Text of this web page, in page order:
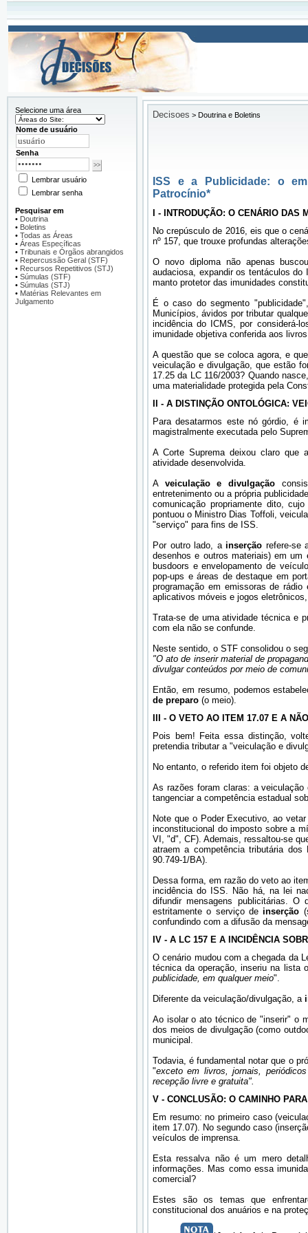
Selecione uma área
Nome de usuário
Senha
Lembrar usuário
Lembrar senha
Pesquisar em
• Doutrina
• Boletins
• Todas as Áreas
• Áreas Específicas
• Tribunais e Órgãos abrangidos
• Repercussão Geral (STF)
• Recursos Repetitivos (STJ)
• Súmulas (STF)
• Súmulas (STJ)
• Matérias Relevantes em
Julgamento
Decisoes > Doutrina e Boletins
ISS e a Publicidade: o
Patrocínio*
I - INTRODUÇÃO: O CENÁRIO DAS
No crepúsculo de 2016, eis que o
nº 157, que trouxe profundas
O novo diploma não apenas
audaciosa, expandir os tentáculos
manto protetor das imunidades
É o caso do segmento
Municípios, ávidos por tributar
incidência do ICMS, por considerá-
imunidade objetiva conferida aos
A questão que se coloca agora, e
veiculação e divulgação, que estão
17.25 da LC 116/2003? Quando
uma materialidade protegida pela
II - A DISTINÇÃO ONTOLÓGICA:
Para desatarmos este nó górdio, é
magistralmente executada pelo
A Corte Suprema deixou claro que
atividade desenvolvida.
A veiculação e divulgação
entretenimento ou a própria
comunicação propriamente dito,
pontuou o Ministro Dias Toffoli,
"serviço" para fins de ISS.
Por outro lado, ainserção refere-se
desenhos e outros materiais) em
busdoors e envelopamento de
pop-ups e áreas de destaque em
programação em emissoras de
aplicativos móveis e jogos
Trata-se de uma atividade técnica e
com ela não se confunde.
Neste sentido, o STF consolidou o
"O ato de inserir material de
divulgar conteúdos por meio de
Então, em resumo, podemos
de preparo (o meio).
III - O VETO AO ITEM 17.07 E A
Pois bem! Feita essa distinção,
pretendia tributar a "veiculação e
No entanto, o referido item foi objeto
As razões foram claras: a
tangenciar a competência estadual
Note que o Poder Executivo, ao
inconstitucional do imposto sobre a
VI, "d", CF). Ademais, ressaltou-se
atraem a competência tributária
90.749-1/BA).
Dessa forma, em razão do veto ao
incidência do ISS. Não há, na lei
difundir mensagens publicitárias.
estritamente o serviço deinserção
confundindo com a difusão da
IV - A LC 157 E A INCIDÊNCIA
O cenário mudou com a chegada da
técnica da operação, inseriu na lista
publicidade, em qualquer meio".
Diferente da veiculação/divulgação, a
Ao isolar o ato técnico de "inserir" o
dos meios de divulgação (como
municipal.
Todavia, é fundamental notar que o
"exceto em livros, jornais,
recepção livre e gratuita".
V - CONCLUSÃO: O CAMINHO
Em resumo: no primeiro caso
item 17.07). No segundo caso
veículos de imprensa.
Esta ressalva não é um mero
informações. Mas como essa
comercial?
Estes são os temas que
constitucional dos anuários e na